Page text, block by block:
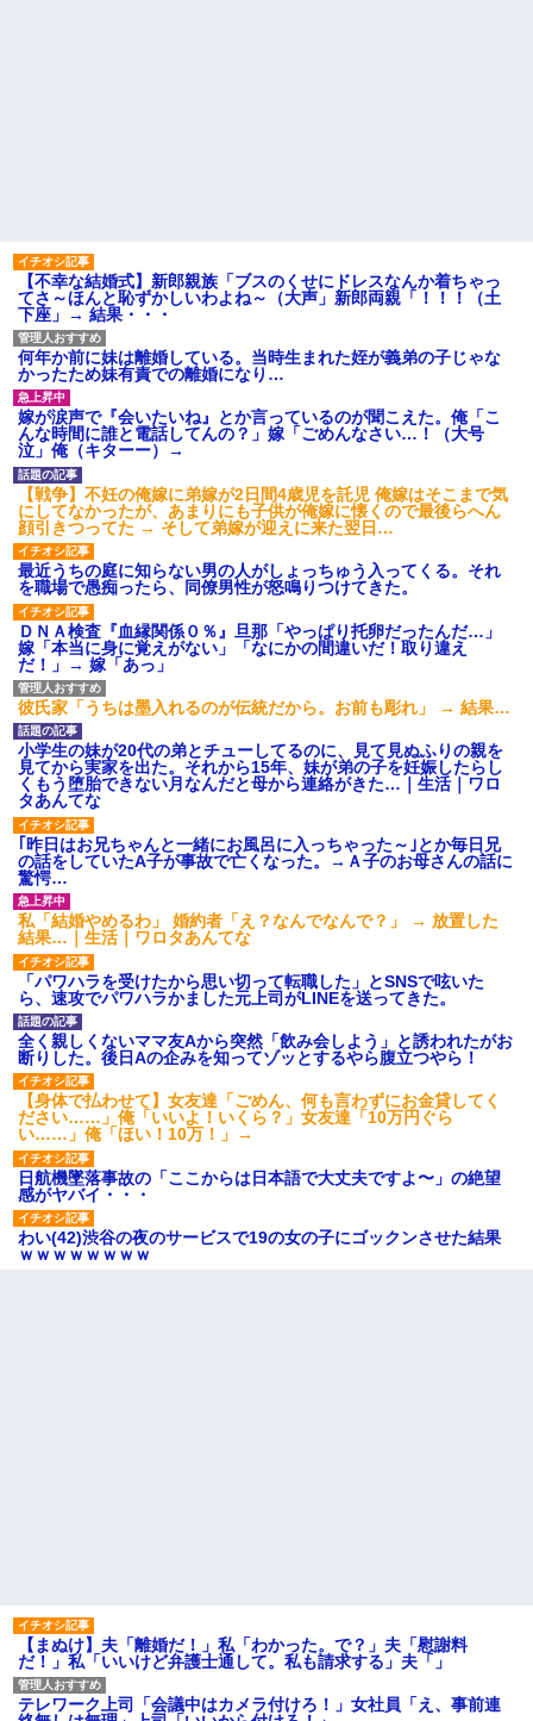
【画像】 北海道、推定300kg
のヒグマ登場ｗｗｗｗｗｗｗｗ
ｗｗｗｗｗｗｗｗｗｗｗｗ
ハードオフに売っていた4万
4000円のフィギュアがヤバすぎ
るｗｗｗｗｗｗ「こんな高い
の？ｗｗ」「逆に超安い」
私「ちょっと、人の家の金庫
触らないでよ！」キチママ『そ
こに金庫があったから、開けて
みようとしただけ☆』義兄「泥
は出てけ！二度と来るな！」結
果・・・
私「初めて飲む味だけどなん
のお茶？」彼「ちっ！」私「」
【GIF】JSのカンチョーワロ
タ
後続車にクラクションを鳴ら
され彼氏が逆切れ。「何クラク
ション鳴らしてんだ！降りてこ
いよ！」と怒鳴りだし...
【衝撃】報酬100万円超の治験
募集がこちらｗｗｗｗｗ(※画像
あり)
【ネット騒然】惨殺されたタ
ワマン頂き女子のこの動画、す
げえええええｗｗｗｗｗｗｗｗ
ｗｗｗ
【愕然】白のクラウン俺氏、
高速道路左車線を制限速度で走
った結果wwwwwwwwwwww
百年の恋12-899 食べた量を
張り合ってくる
【悲報】佐藤輝明・・・２軍
でも盛大にやらかす←あまり悲
しませないでくれ
業家だったら女の子はどういう
反応をするか」
コレｗｗｗ
に酷いことばかりしたので離婚
されそうです。「働くから」
て
先生から電話があったんだけ
ど、「～とか～」「～とか考え
て～」と何度も言ってたのが耳
に残ってしまった
主な税金の成り立ちを調べて
みたよ
【不幸な結婚式】新郎親族「ブスのくせにドレスなんか着ちゃっ
てさ～ほんと恥ずかしいわよね～（大声」新郎両親「！！！（土
下座」→ 結果・・・
何年か前に妹は離婚している。当時生まれた姪が義弟の子じゃな
かったため妹有責での離婚になり…
嫁が涙声で『会いたいね』とか言っているのが聞こえた。俺「こ
んな時間に誰と電話してんの？」嫁「ごめんなさい…！（大号
泣」俺（キターー）→
【戦争】不妊の俺嫁に弟嫁が2日間4歳児を託児 俺嫁はそこまで気
にしてなかったが、あまりにも子供が俺嫁に懐くので最後らへん
顔引きつってた → そして弟嫁が迎えに来た翌日…
最近うちの庭に知らない男の人がしょっちゅう入ってくる。それ
を職場で愚痴ったら、同僚男性が怒鳴りつけてきた。
ＤＮＡ検査『血縁関係０％』旦那「やっぱり托卵だったんだ…」
嫁「本当に身に覚えがない」「なにかの間違いだ！取り違え
だ！」→ 嫁「あっ」
彼氏家「うちは墨入れるのが伝統だから。お前も彫れ」 → 結果…
小学生の妹が20代の弟とチューしてるのに、見て見ぬふりの親を
見てから実家を出た。それから15年、妹が弟の子を妊娠したらし
くもう堕胎できない月なんだと母から連絡がきた…｜生活｜ワロ
タあんてな
｢昨日はお兄ちゃんと一緒にお風呂に入っちゃった～｣とか毎日兄
の話をしていたA子が事故で亡くなった。→Ａ子のお母さんの話に
驚愕…
私「結婚やめるわ」 婚約者「え？なんでなんで？」 → 放置した
結果…｜生活｜ワロタあんてな
「パワハラを受けたから思い切って転職した」とSNSで呟いた
ら、速攻でパワハラかました元上司がLINEを送ってきた。
全く親しくないママ友Aから突然「飲み会しよう」と誘われたがお
断りした。後日Aの企みを知ってゾッとするやら腹立つやら！
【身体で払わせて】女友達「ごめん、何も言わずにお金貸してく
ださい……」俺「いいよ！いくら？」女友達「10万円ぐら
い……」俺「ほい！10万！」→
日航機墜落事故の「ここからは日本語で大丈夫ですよ〜」の絶望
感がヤバイ・・・
わい(42)渋谷の夜のサービスで19の女の子にゴックンさせた結果
ｗｗｗｗｗｗｗｗ
【まぬけ】夫「離婚だ！」私「わかった。で？」夫「慰謝料
だ！」私「いいけど弁護士通して。私も請求する」夫「」
テレワーク上司「会議中はカメラ付けろ！」女社員「え、事前連